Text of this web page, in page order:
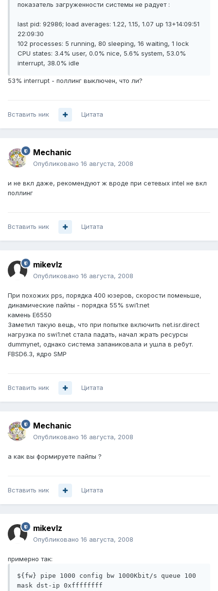
показатель загруженности системы не радует :
last pid: 92986; load averages: 1.22, 1.15, 1.07 up 13+14:09:51
22:09:30
102 processes: 5 running, 80 sleeping, 16 waiting, 1 lock
CPU states: 3.4% user, 0.0% nice, 5.6% system, 53.0%
interrupt, 38.0% idle
53% interrupt - поллинг выключен, что ли?
Вставить ник Цитата
Mechanic
Опубликовано 16 августа, 2008
и не вкл даже, рекомендуют ж вроде при сетевых intel не вкл
поллинг
Вставить ник Цитата
mikevlz
Опубликовано 16 августа, 2008
При похожих pps, порядка 400 юзеров, скорости поменьше,
динамические пайпы - порядка 55% swi1:net
камень E6550
Заметил такую вещь, что при попытке включить net.isr.direct
нагрузка по swi1:net стала падать, начал жрать ресурсы
dummynet, однако система запаниковала и ушла в ребут.
FBSD6.3, ядро SMP
Вставить ник Цитата
Mechanic
Опубликовано 16 августа, 2008
а как вы формируете пайпы ?
Вставить ник Цитата
mikevlz
Опубликовано 16 августа, 2008
примерно так:
${fw} pipe 1000 config bw 1000Kbit/s queue 100
mask dst-ip 0xffffffff